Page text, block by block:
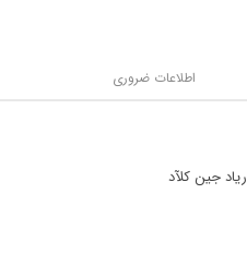
اطلاعات ضروری
ریاد جین کلآد